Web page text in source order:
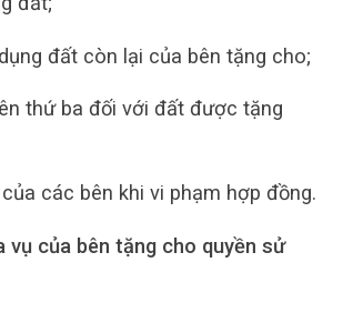
đất còn lại của bên tặng cho;
thứ ba đối với đất được tặng
các bên khi vi phạm hợp đồng.
vụ của bên tặng cho quyền sử